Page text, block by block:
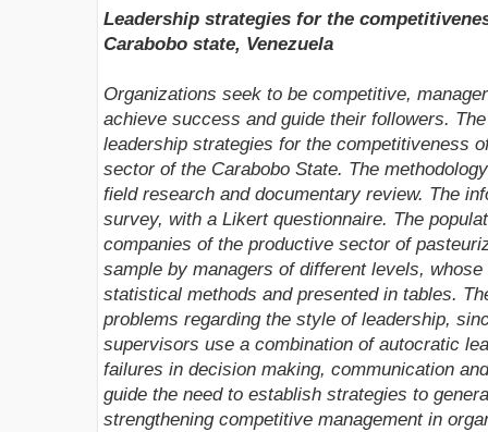
Leadership strategies for the
Carabobo state, Venezuela
Organizations seek to be competitive,
achieve success and guide their followers.
leadership strategies for the competitiveness
sector of the Carabobo State. The
field research and documentary review. The
survey, with a Likert questionnaire. The
companies of the productive sector of
sample by managers of different levels,
statistical methods and presented in tables.
problems regarding the style of leadership,
supervisors use a combination of autocratic
failures in decision making, communication
guide the need to establish strategies to
strengthening competitive management in